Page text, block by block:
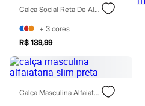
Moda praia
Personagens
Plus size
Blusas e Camisetas
Calças
Camisas
Casacos e Jaquetas
Jeans
Moda esportiva
Calça Social Reta De Alfaiataria Masculina Azul
+ 3 cores
R$ 139,99
Calça Masculina Alfaiataria Slim Preta